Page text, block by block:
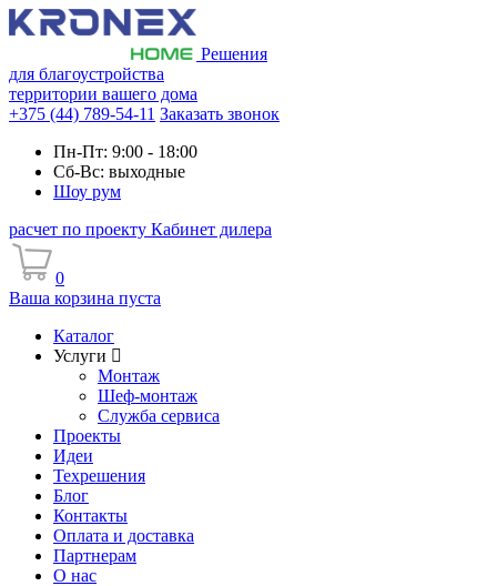
Решения
для благоустройства
территории вашего дома
+375 (44) 789-54-11 Заказать звонок
Пн-Пт: 9:00 - 18:00
Сб-Вс: выходные
Шоу рум
расчет по проекту Кабинет дилера
0
Ваша корзина пуста
Каталог
Услуги
Монтаж
Шеф-монтаж
Служба сервиса
Проекты
Идеи
Техрешения
Блог
Контакты
Оплата и доставка
Партнерам
О нас